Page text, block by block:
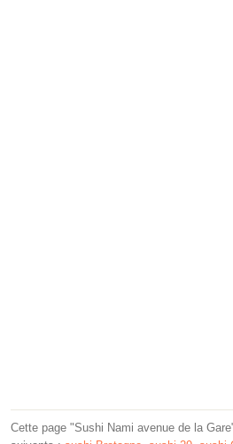
Cette page "Sushi Nami avenue de la